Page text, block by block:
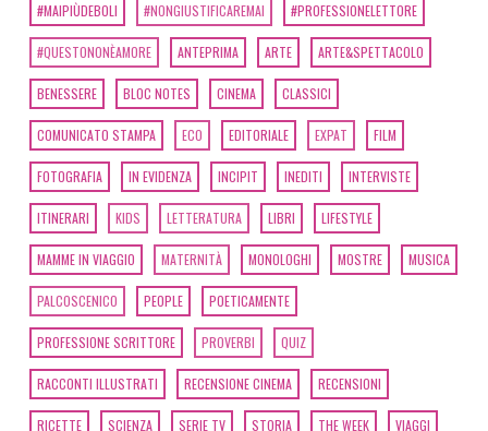
#MAIPIÙDEBOLI #NONGIUSTIFICAREMAI #PROFESSIONELETTORE
#QUESTONONÈAMORE ANTEPRIMA ARTE ARTE&SPETTACOLO
BENESSERE BLOC NOTES CINEMA CLASSICI
COMUNICATO STAMPA ECO EDITORIALE EXPAT FILM
FOTOGRAFIA IN EVIDENZA INCIPIT INEDITI INTERVISTE
ITINERARI KIDS LETTERATURA LIBRI LIFESTYLE
MAMME IN VIAGGIO MATERNITÀ MONOLOGHI MOSTRE MUSICA
PALCOSCENICO PEOPLE POETICAMENTE
PROFESSIONE SCRITTORE PROVERBI QUIZ
RACCONTI ILLUSTRATI RECENSIONE CINEMA RECENSIONI
RICETTE SCIENZA SERIE TV STORIA THE WEEK VIAGGI